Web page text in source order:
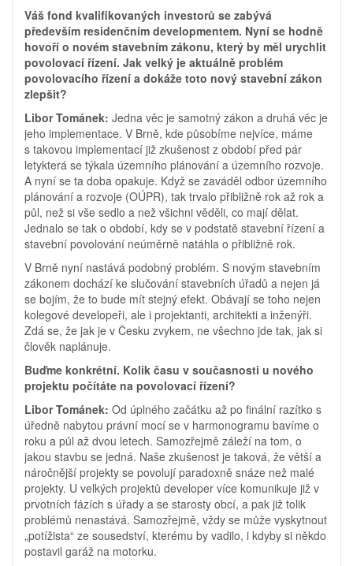
Váš fond kvalifikovaných investorů se zabývá
především residenčním developmentem. Nyní se hodně
hovoří o novém stavebním zákonu, který by měl urychlit
povolovací řízení. Jak velký je aktuálně problém
povolovacího řízení a dokáže toto nový stavební zákon
zlepšit?
Libor Tománek: Jedna věc je samotný zákon a druhá věc je
jeho implementace. V Brně, kde působíme nejvíce, máme
s takovou implementací již zkušenost z období před pár
letykterá se týkala územního plánování a územního rozvoje.
A nyní se ta doba opakuje. Když se zaváděl odbor územního
plánování a rozvoje (OÚPR), tak trvalo přibližně rok až rok a
půl, než si vše sedlo a než všichni věděli, co mají dělat.
Jednalo se tak o období, kdy se v podstatě stavební řízení a
stavební povolování neúměrně natáhla o přibližně rok.
V Brně nyní nastává podobný problém. S novým stavebním
zákonem dochází ke slučování stavebních úřadů a nejen já
se bojím, že to bude mít stejný efekt. Obávají se toho nejen
kolegové developeři, ale i projektanti, architekti a inženýři.
Zdá se, že jak je v Česku zvykem, ne všechno jde tak, jak si
člověk naplánuje.
Buďme konkrétní. Kolik času v současnosti u nového
projektu počítáte na povolovací řízení?
Libor Tománek: Od úplného začátku až po finální razítko s
úředně nabytou právní mocí se v harmonogramu bavíme o
roku a půl až dvou letech. Samozřejmě záleží na tom, o
jakou stavbu se jedná. Naše zkušenost je taková, že větší a
náročnější projekty se povolují paradoxně snáze než malé
projekty. U velkých projektů developer více komunikuje již v
prvotních fázích s úřady a se starosty obcí, a pak již tolik
problémů nenastává. Samozřejmě, vždy se může vyskytnout
„potížista“ ze sousedství, kterému by vadilo, i kdyby si někdo
postavil garáž na motorku.